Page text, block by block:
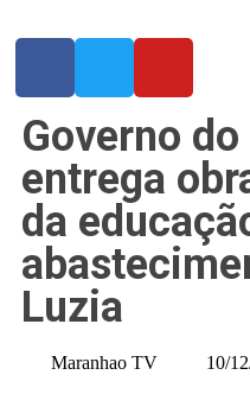
Governo
entrega
da
Luzia
Maranhao TV 10/